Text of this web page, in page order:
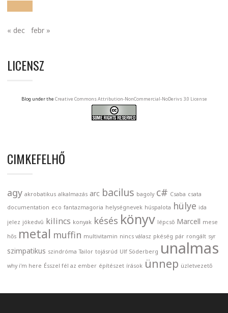
« dec febr »
LICENSZ
Blog under the Creative Commons Attribution-NonCommercial-NoDerivs 3.0 License
CIMKEFELHŐ
agy akrobatikus alkalmazás arc bacilus bagoly c# Csaba csata
documentation eco fantazmagoria helységnevek húspalota hülye ida
jelez jókedvű kilincs konyak késés könyv lépcső Marcell mese
hős metal muffin multivitamin nincs válasz pkéség pár rongált syr
szimpatikus szindróma Tailor tojásrúd Ulf Söderberg unalmas
why i'm here Ésszel fél az ember építészet írások ünnep üzletvezető